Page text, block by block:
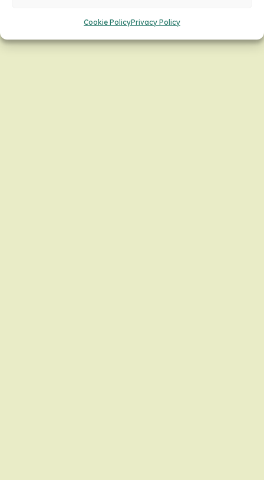
Cookie PolicyPrivacy Policy